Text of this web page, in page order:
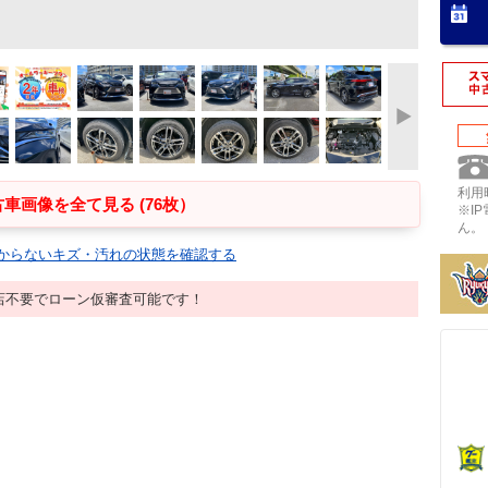
画像を全て見る (76枚）
らないキズ・汚れの状態を確認する
要でローン仮審査可能です！
利用
※IP
ん。